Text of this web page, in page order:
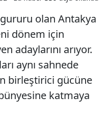
olan Antakya
dönem için
adaylarını arıyor.
aynı sahnede
birleştirici gücüne
katmaya